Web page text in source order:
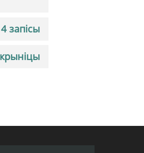
4 запісы